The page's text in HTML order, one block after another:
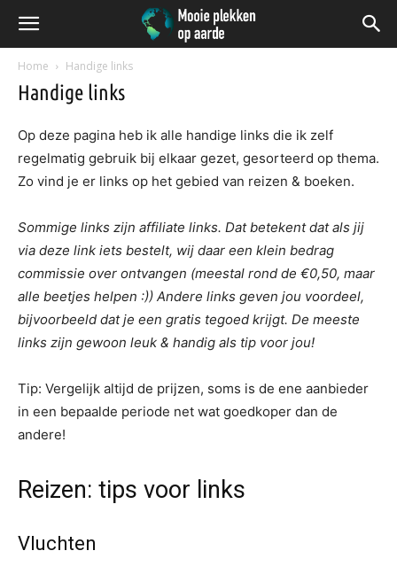
Home Handige links
Handige links
Op deze pagina heb ik alle handige links die ik zelf
regelmatig gebruik bij elkaar gezet, gesorteerd op thema.
Zo vind je er links op het gebied van reizen & boeken.
Sommige links zijn affiliate links. Dat betekent dat als jij
via deze link iets bestelt, wij daar een klein bedrag
commissie over ontvangen (meestal rond de €0,50, maar
alle beetjes helpen :)) Andere links geven jou voordeel,
bijvoorbeeld dat je een gratis tegoed krijgt. De meeste
links zijn gewoon leuk & handig als tip voor jou!
Tip: Vergelijk altijd de prijzen, soms is de ene aanbieder
in een bepaalde periode net wat goedkoper dan de
andere!
Reizen: tips voor links
Vluchten